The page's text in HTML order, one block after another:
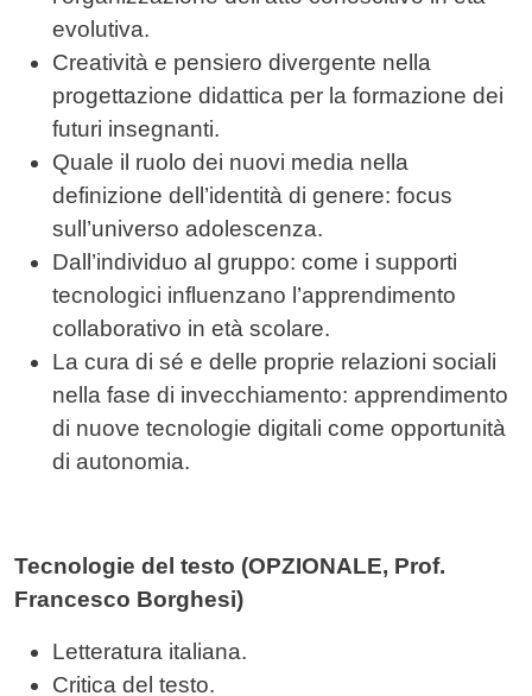
evolutiva.
Creatività e pensiero divergente nella
progettazione didattica per la formazione dei
futuri insegnanti.
Quale il ruolo dei nuovi media nella
definizione dell’identità di genere: focus
sull’universo adolescenza.
Dall’individuo al gruppo: come i supporti
tecnologici influenzano l’apprendimento
collaborativo in età scolare.
La cura di sé e delle proprie relazioni sociali
nella fase di invecchiamento: apprendimento
di nuove tecnologie digitali come opportunità
di autonomia.
Tecnologie del testo (OPZIONALE, Prof.
Francesco Borghesi)
Letteratura italiana.
Critica del testo.